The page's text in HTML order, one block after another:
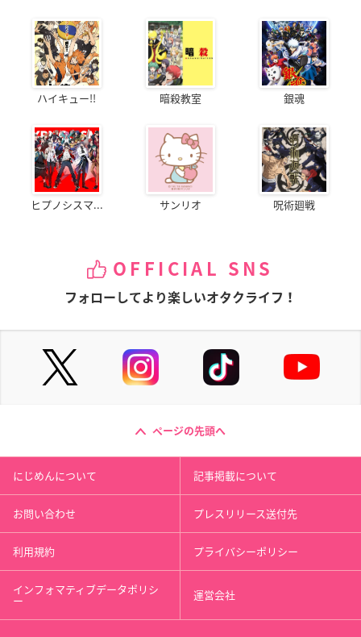
ハイキュー!! 暗殺教室 銀魂
ヒプノシスマ... サンリオ 呪術廻戦
OFFICIAL SNS
フォローしてより楽しいオタクライフ！
ページの先頭へ
にじめんについて 記事掲載について
お問い合わせ プレスリリース送付先
利用規約 プライバシーポリシー
インフォマティブデータポリシ
ー 運営会社